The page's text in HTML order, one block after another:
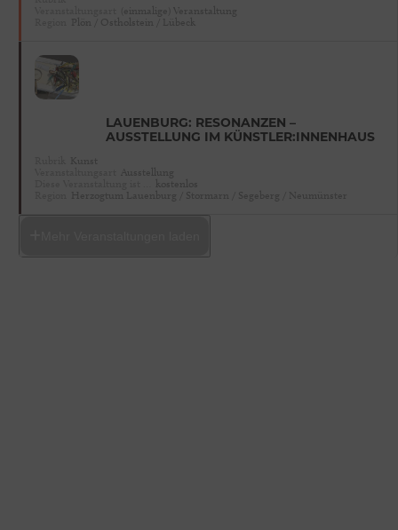
LAUENBURG: RESONANZEN –
AUSSTELLUNG IM KÜNSTLER:INNENHAUS